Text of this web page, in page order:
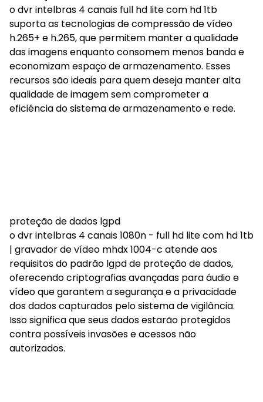
o dvr intelbras 4 canais full hd lite com hd 1tb
suporta as tecnologias de compressão de vídeo
h.265+ e h.265, que permitem manter a qualidade
das imagens enquanto consomem menos banda e
economizam espaço de armazenamento. Esses
recursos são ideais para quem deseja manter alta
qualidade de imagem sem comprometer a
eficiência do sistema de armazenamento e rede.
proteção de dados lgpd
o dvr intelbras 4 canais 1080n - full hd lite com hd 1tb
| gravador de vídeo mhdx 1004-c atende aos
requisitos do padrão lgpd de proteção de dados,
oferecendo criptografias avançadas para áudio e
vídeo que garantem a segurança e a privacidade
dos dados capturados pelo sistema de vigilância.
Isso significa que seus dados estarão protegidos
contra possíveis invasões e acessos não
autorizados.